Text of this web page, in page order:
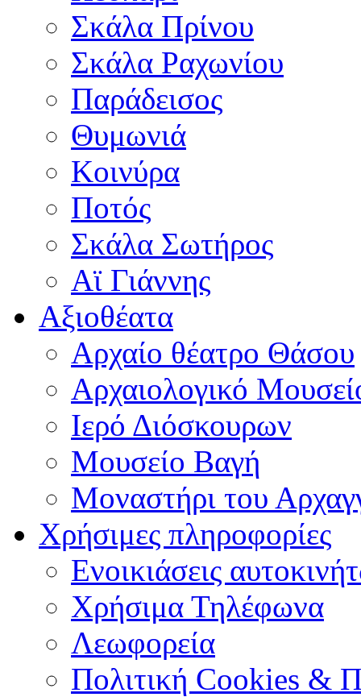
Σκάλα Πρίνου
Σκάλα Ραχωνίου
Παράδεισος
Θυμωνιά
Κοινύρα
Ποτός
Σκάλα Σωτήρος
Αϊ Γιάννης
Αξιοθέατα
Αρχαίο θέατρο Θάσου
Αρχαιολογικό
Ιερό Διόσκουρων
Μουσείο Βαγή
Μοναστήρι του
Χρήσιμες πληροφορίες
Ενοικιάσεις
Χρήσιμα Τηλέφωνα
Λεωφορεία
Πολιτική Cookies &